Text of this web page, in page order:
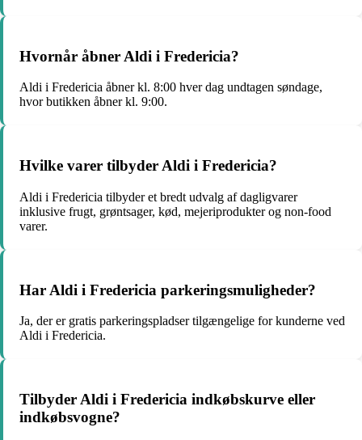
Hvornår åbner Aldi i Fredericia?
Aldi i Fredericia åbner kl. 8:00 hver dag undtagen søndage,
hvor butikken åbner kl. 9:00.
Hvilke varer tilbyder Aldi i Fredericia?
Aldi i Fredericia tilbyder et bredt udvalg af dagligvarer
inklusive frugt, grøntsager, kød, mejeriprodukter og non-food
varer.
Har Aldi i Fredericia parkeringsmuligheder?
Ja, der er gratis parkeringspladser tilgængelige for kunderne ved
Aldi i Fredericia.
Tilbyder Aldi i Fredericia indkøbskurve eller
indkøbsvogne?